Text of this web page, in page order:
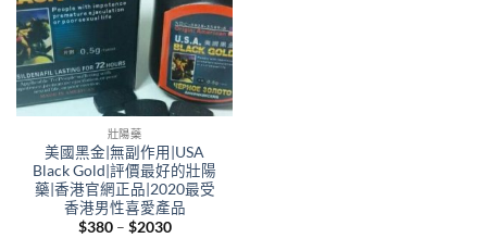
壯陽藥
美國黑金|無副作用|USA
Black Gold|評價最好的壯陽
藥|香港官網正品|2020最受
香港男性喜愛產品
$380 – $2030Price